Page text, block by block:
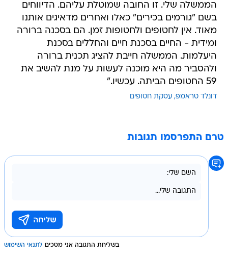
הממשלה שלי. זו החובה שמוטלת עליהם. הדיווחים
בשם "גורמים בכירים" כאלו ואחרים מדאיגים אותנו
מאוד. אין לחטופים ולחטופות זמן. הם בסכנה ברורה
ומידית - החיים בסכנת חיים והחללים בסכנת
היעלמות. הממשלה חייבת להציג תכנית ברורה
ולהסביר מה היא מוכנה לעשות על מנת להשיב את
59 החטופים הביתה. עכשיו."
דונלד טראמפ עסקת חטופים
טרם התפרסמו תגובות
בשליחת התגובה אני מסכים לתנאי השימוש